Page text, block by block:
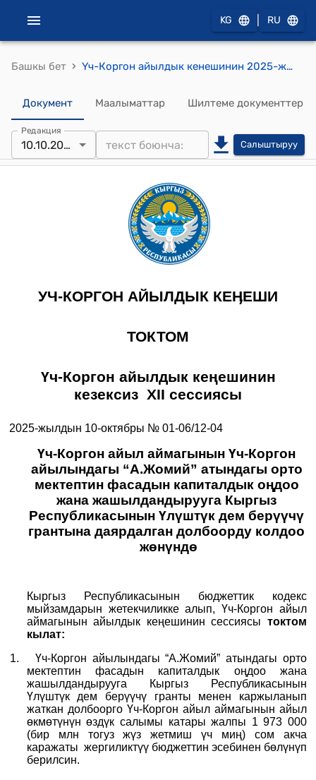
KG RU
Башкы бет › Үч-Коргон айылдык кенешинин 2025-жылдын 10-октябрындагы №01-06/12-04 "Үч-Коргон айыл аймагынын Үч-Коргон айылындагы “А.Жомий” атындагы орто мектептин фасадын капиталдык оңдоо жана жашылдандырууга Кыргыз Республикасынын Үлүштүк дем берүүчү грантына даярдалган долбоорду колдоо жөнүндө" токтому
Документ Маалыматтар Шилтеме документтер
Редакция
10.10.2025 Салыштыруу